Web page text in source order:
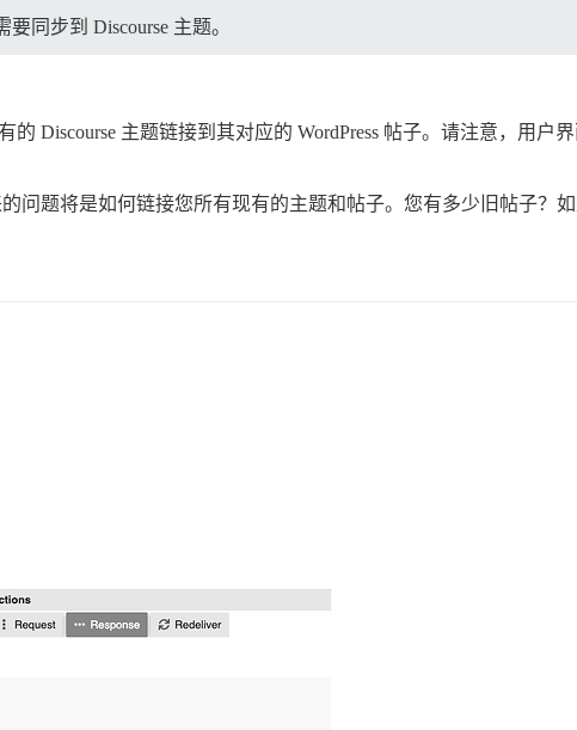
同步到 Discourse 主题。
的 Discourse 主题链接到其对应的 WordPress 帖子。请注意，用户
问题将是如何链接您所有现有的主题和帖子。您有多少旧帖子？